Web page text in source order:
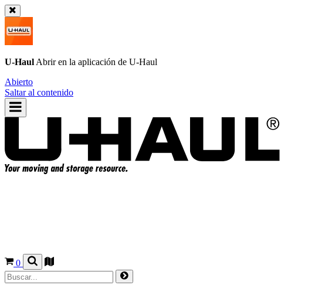
U-Haul Abrir en la aplicación de U-Haul
Abierto
Saltar al contenido
0